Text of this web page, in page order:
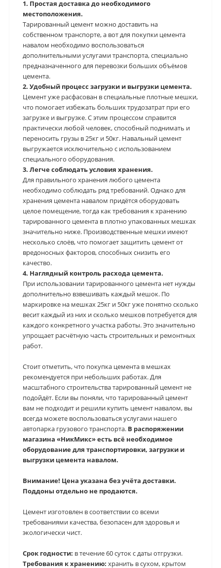
1. Простая доставка до необходимого
местоположения.
Тарированный цемент можно доставить на
собственном транспорте, а вот для покупки цемента
навалом необходимо воспользоваться
дополнительными услугами транспорта, специально
предназначенного для перевозки больших объёмов
цемента.
2. Удобный процесс загрузки и выгрузки цемента.
Цемент уже расфасован в специальные плотные мешки,
что помогает избежать больших трудозатрат при его
загрузке и выгрузке. С этим процессом справится
практически любой человек, способный поднимать и
переносить грузы в 25кг и 50кг. Навальный цемент
выгружается исключительно с использованием
специального оборудования.
3. Легче соблюдать условия хранения.
Для правильного хранения любого цемента
необходимо соблюдать ряд требований. Однако для
хранения цемента навалом придётся оборудовать
целое помещение, тогда как требования к хранению
тарированного цемента в плотно упакованных мешках
значительно ниже. Производственные мешки имеют
несколько слоёв, что помогает защитить цемент от
вредоносных факторов, способных снизить его
качество.
4. Наглядный контроль расхода цемента.
При использовании тарированного цемента нет нужды
дополнительно взвешивать каждый мешок. По
маркировке на мешках 25кг и 50кг уже понятно сколько
весит каждый из них и сколько мешков потребуется для
каждого конкретного участка работы. Это значительно
упрощает расчётную часть строительных и ремонтных
работ.
Стоит отметить, что покупка цемента в мешках
рекомендуется при небольших работах. Для
масштабного строительства тарированный цемент не
подойдёт. Если вы поняли, что тарированный цемент
вам не подходит и решили купить цемент навалом, вы
всегда можете воспользоваться услугами нашего
автопарка грузового транспорта. В распоряжении
магазина «НикМикс» есть всё необходимое
оборудование для транспортировки, загрузки и
выгрузки цемента навалом.
Внимание! Цена указана без учёта доставки.
Поддоны отдельно не продаются.
Цемент изготовлен в соответствии со всеми
требованиями качества, безопасен для здоровья и
экологически чист.
Срок годности: в течение 60 суток с даты отгрузки.
Требования к хранению: хранить в сухом, крытом